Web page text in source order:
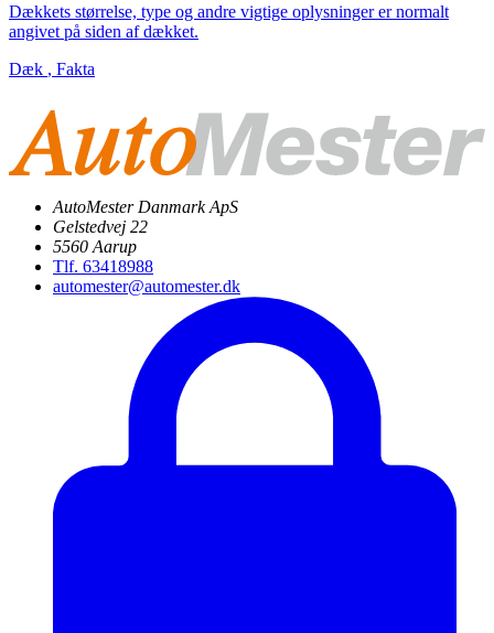
Dækkets størrelse, type og andre vigtige oplysninger er normalt
angivet på siden af dækket.
Dæk , Fakta
AutoMester Danmark ApS
Gelstedvej 22
5560 Aarup
Tlf. 63418988
automester@automester.dk